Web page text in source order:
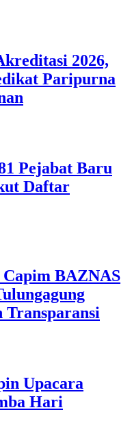
2026,
Paripurna
Pejabat Baru
Daftar
BAZNAS
Transparansi
Upacara
Hari